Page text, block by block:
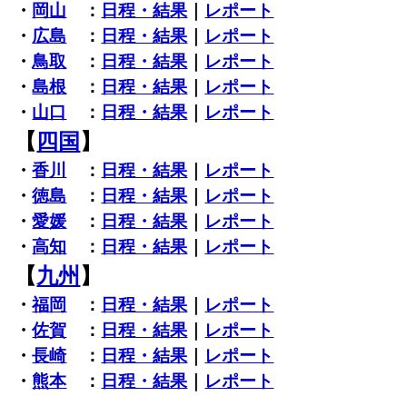
・ 岡山 ： 日程・結果｜ レポート
・ 広島 ： 日程・結果｜ レポート
・鳥取 ： 日程・結果｜ レポート
・島根 ： 日程・結果｜ レポート
・ 山口 ： 日程・結果｜ レポート
【 四国 】
・香川 ： 日程・結果｜ レポート
・徳島 ： 日程・結果｜ レポート
・愛媛 ： 日程・結果｜ レポート
・高知 ： 日程・結果｜ レポート
【九州 】
・福岡 ： 日程・結果｜ レポート
・佐賀 ： 日程・結果｜ レポート
・長崎： 日程・結果｜ レポート
・ 熊本： 日程・結果｜ レポート